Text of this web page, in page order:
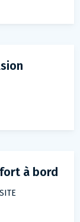
à bord